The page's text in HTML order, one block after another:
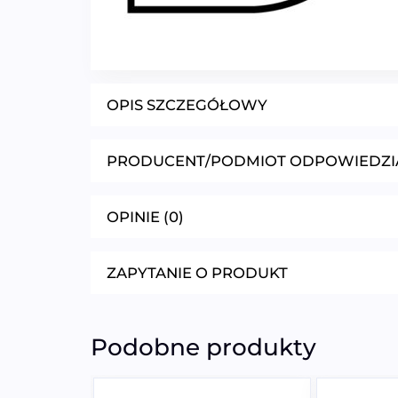
OPIS SZCZEGÓŁOWY
PRODUCENT/PODMIOT
OPINIE (0)
ZAPYTANIE O PRODUKT
Podobne produkty